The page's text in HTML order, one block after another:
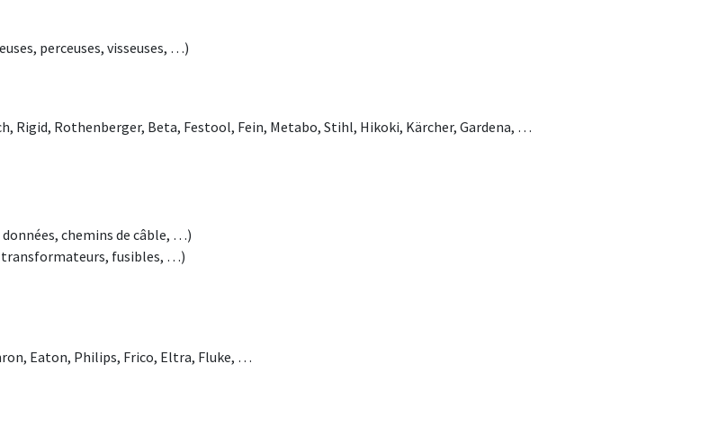
perceuses, visseuses, …)
Rigid, Rothenberger, Beta, Festool, Fein, Metabo, Stihl, Hikoki, Kärcher, Gardena, …
chemins de câble, …)
fusibles, …)
Eaton, Philips, Frico, Eltra, Fluke, …